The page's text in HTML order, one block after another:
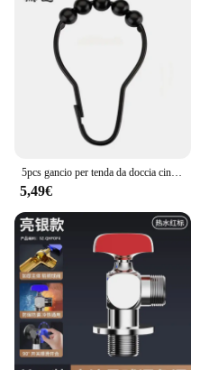
5pcs gancio per tenda da doccia cinque palla palla zucca fibbia tenda da doccia anello clip per tenda accessori in materiale di ferro set da bagno
5,49€